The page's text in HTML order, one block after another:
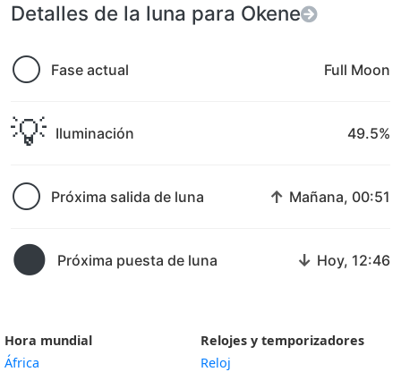
Detalles de la luna para Okene
🌕 Fase actual Full Moon
💡 Iluminación 49.5%
🌕 Próxima salida de luna ↑ Mañana, 00:51
🌑 Próxima puesta de luna ↓ Hoy, 12:46
Hora mundial
África
Relojes y temporizadores
Reloj